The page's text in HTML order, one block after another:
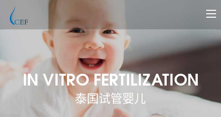
IN VITRO FERTILIZATION
泰国试管婴儿